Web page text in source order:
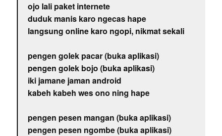
ojo lali paket internete
duduk manis karo ngecas hape
langsung online karo ngopi, nikmat sekali
pengen golek pacar (buka aplikasi)
pengen golek bojo (buka aplikasi)
iki jamane jaman android
kabeh kabeh wes ono ning hape
pengen pesen mangan (buka aplikasi)
pengen pesen ngombe (buka aplikasi)